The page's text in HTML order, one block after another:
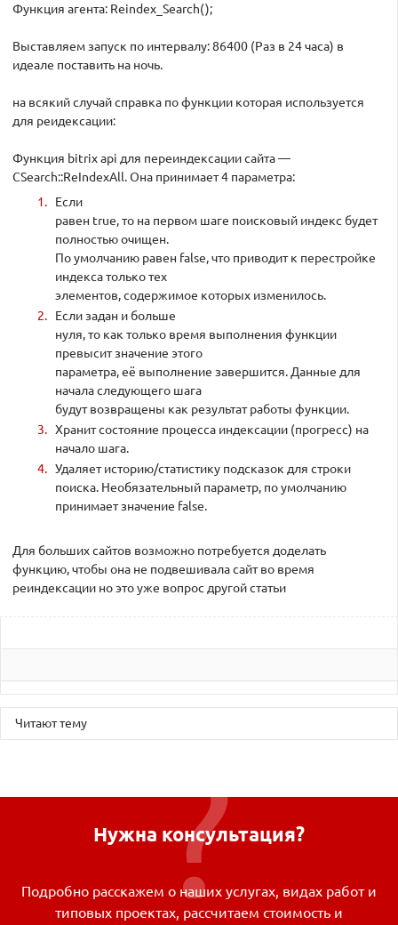
Функция агента: Reindex_Search();
Выставляем запуск по интервалу: 86400 (Раз в 24 часа) в
идеале поставить на ночь.
на всякий случай справка по функции которая используется
для реидексации:
Функция bitrix api для переиндексации сайта —
CSearch::ReIndexAll. Она принимает 4 параметра:
Если
равен true, то на первом шаге поисковый индекс будет
полностью очищен.
По умолчанию равен false, что приводит к перестройке
индекса только тех
элементов, содержимое которых изменилось.
Если задан и больше
нуля, то как только время выполнения функции
превысит значение этого
параметра, её выполнение завершится. Данные для
начала следующего шага
будут возвращены как результат работы функции.
Хранит состояние процесса индексации (прогресс) на
начало шага.
Удаляет историю/статистику подсказок для строки
поиска. Необязательный параметр, по умолчанию
принимает значение false.
Для больших сайтов возможно потребуется доделать
функцию, чтобы она не подвешивала сайт во время
реиндексации но это уже вопрос другой статьи
Читают тему
Нужна консультация?
Подробно расскажем о наших услугах, видах работ и
типовых проектах, рассчитаем стоимость и